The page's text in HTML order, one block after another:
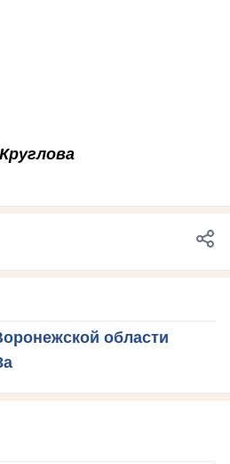
области